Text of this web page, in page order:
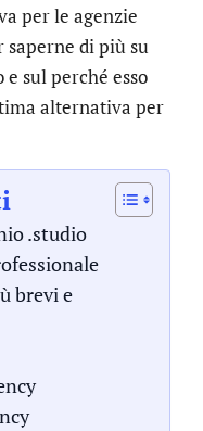
per le agenzie
di più su
sul perché esso
alternativa per
.studio
brevi e